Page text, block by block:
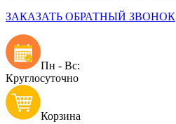
ЗАКАЗАТЬ ОБРАТНЫЙ ЗВОНОК
Пн - Вс:
Круглосуточно
Корзина